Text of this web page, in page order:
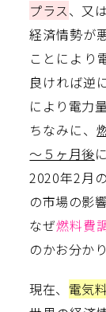
プラス、又は
経済情勢が
ことにより
良ければ逆
により電力
ちなみに、
～５ヶ月後
2020年2月
の市場の影
なぜ燃料費
のかお分か
現在、 電気